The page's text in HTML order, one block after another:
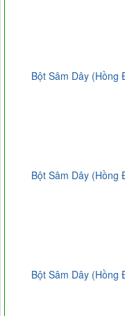
Bột Sâm Dây (Hồng
Bột Sâm Dây (Hồng
Bột Sâm Dây (Hồng